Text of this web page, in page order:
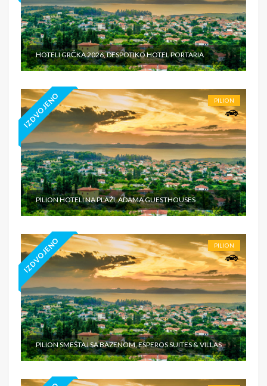
HOTELI GRČKA 2026, DESPOTIKO HOTEL PORTARIA
IZDVOJENO PILION
PILION HOTELI NA PLAŽI, ADAMA GUESTHOUSES
IZDVOJENO PILION
PILION SMEŠTAJ SA BAZENOM, ESPEROS SUITES & VILLAS